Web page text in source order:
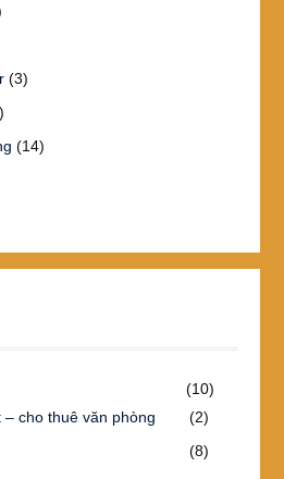
(3)
(14)
(10)
cho thuê văn phòng
(2)
(8)